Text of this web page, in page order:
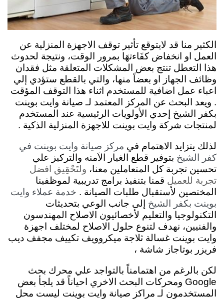
الكثير منا قد لايتوقع تأثير توقف الاجهزة المنزلية عن
العمل او انخفاض كفَاءتهَا بمرور الوقت، ونتيجة لحدوث
هذا التعطل تنتج بعض المشكلات المتعلقة مثل فقدان
وظائف الجهاز او بعضاً منها، والتي بالقطع ستؤدي إلي
اعباء عمل اضافية للمستخدم اثناء هذا التوقف المؤقت
. ويعد البحث عن المركز المعتمد لـ صيانة وايت بوينت
بكفر الشيخ إحدي الأولويات الرئيسية عند المستخدم
لمنتجات شركة وايت بوينت للاجهزة المنزلية الذكية .
لذلك يتزايد الاهتمام في مركز صيانة وايت بوينت في
كفر الشيخ بتوفير قطع الغيار الاَمنه والتركيز علي
تحسين تجربة كل المتعاملين معنا، ولتَحْقِيق افضل
تجربة للعميل قمنا بتنفيذ برامج تدريبية لموظفينا
المختصين لأستقبال طلبات الصيانة . خدمة عملاء وايت
بوينت بكفر الشيخ إلى جانب الوعي بتحديثات
التكنولوجيا والتعليم لأخصائيون الاصلاح المهندسون
والفنيين، نهدف لتنوع حلول الاصلاح لمختلف اجهزة
وايت بوينت غسالة ثلاجة ميكروويف تكييف مجفف ديب
فريزر بوتاجاز شاشة ،
لكن بالرغم من اهتمامناً بالتواجد علي محرك بحث
Google ومحركات البحث الاخري احياناً قد يلجأ بعض
المستخدمون لـ مراكز صيانة وايت بوينت ليست محل